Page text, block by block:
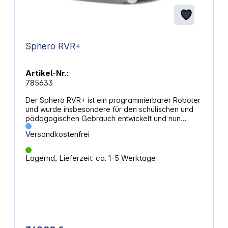
verschluckbare Kleinteile.
Sphero RVR+
Artikel-Nr.:
785633
Der Sphero RVR+ ist ein programmierbarer Roboter
und wurde insbesondere für den schulischen und
pädagogischen Gebrauch entwickelt und nun
optimiert. Dieser ist mit einer Vielzahl von Licht- und
Farbsensoren ausgestattet, die sich individuell
anpassen lassen. Der RVR+ bietet verschiedene
Möglichkeiten und erweiterbare Funktionen für
Programmierer und Programmiererinnen aller
Versandkostenfrei
Lagernd, Lieferzeit: ca. 1-5 Werktage